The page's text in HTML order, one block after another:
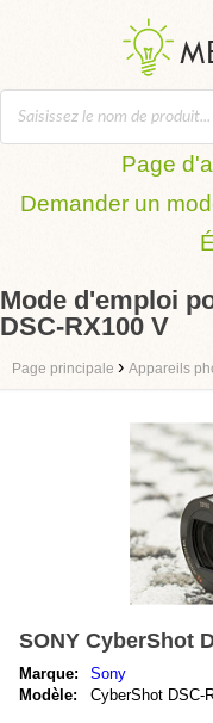
Page
Demander un
Mode d'emploi
DSC-RX100 V
Page principale › Appareils
SONY CyberShot
Marque:
Sony
Modèle:
CyberShot DSC-